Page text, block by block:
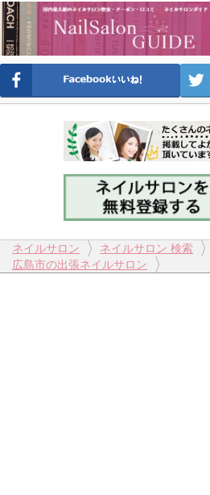
ネイルサロン
ネイルサロン 検索
広島市の出張ネイルサロン